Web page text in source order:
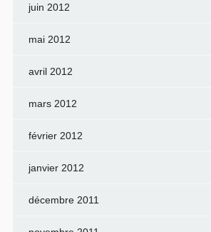
juin 2012
mai 2012
avril 2012
mars 2012
février 2012
janvier 2012
décembre 2011